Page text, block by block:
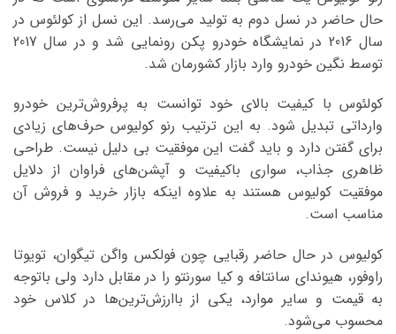
حال حاضر در نسل دوم به تولید می‌رسد. این نسل از کولئوس در
سال 2016 در نمایشگاه خودرو پکن رونمایی شد و در سال 2017
توسط نگین خودرو وارد بازار کشورمان شد.
کولئوس با کیفیت بالای خود توانست به پرفروش‌ترین خودرو
وارداتی تبدیل شود. به این ترتیب رنو کولیوس حرف‌های زیادی
برای گفتن دارد و باید گفت این موفقیت بی دلیل نیست. طراحی
ظاهری جذاب، سواری باکیفیت و آپشن‌های فراوان از دلایل
موفقیت کولیوس هستند به علاوه اینکه بازار خرید و فروش آن
مناسب است.
کولیوس در حال حاضر رقبایی چون فولکس واگن تیگوان، تویوتا
راوفور، هیوندای سانتافه و کیا سورنتو را در مقابل دارد ولی باتوجه
به قیمت و سایر موارد، یکی از باارزش‌ترین‌ها در کلاس خود
محسوب می‌شود.